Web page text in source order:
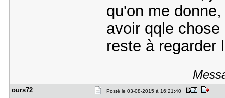
qu'on me
avoir qqle
reste à regarder
ours72 Posté le 03-08-2015 à 16:21:40